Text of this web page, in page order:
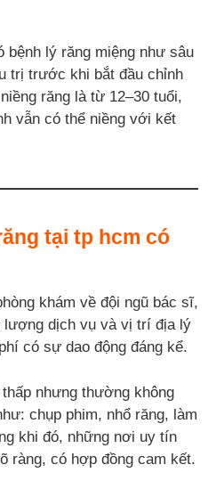
bệnh lý răng miệng như sâu
trị trước khi bắt đầu chỉnh
răng là từ 12–30 tuổi,
vẫn có thể niềng với kết
tại tp hcm có
khám về đội ngũ bác sĩ,
lượng dịch vụ và vị trí địa lý
có sự dao động đáng kể.
nhưng thường không
chụp phim, nhổ răng, làm
khi đó, những nơi uy tín
ràng, có hợp đồng cam kết.